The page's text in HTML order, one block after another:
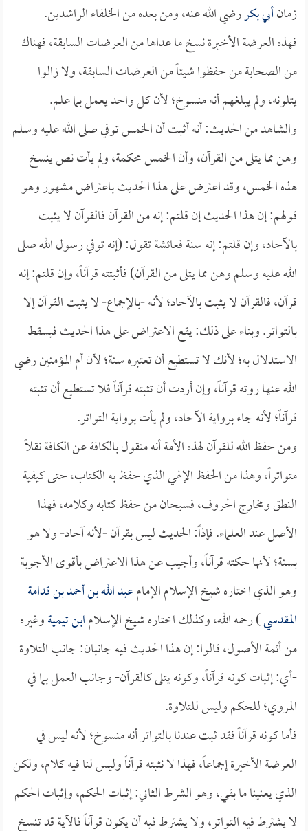
زمانأبي بكررضي الله عنه، ومن بعده من الخلفاء الراشدين.
فهذه العرضة الأخيرة نسخ ما عداها من العرضات السابقة، فهناك
من الصحابة من حفظوا شيئاً من العرضات السابقة، ولا زالوا
يتلونه، ولم يبلغهم أنه منسوخ؛ لأن كل واحد يعمل بما علم.
والشاهد من الحديث: أنه أثبت أن الخمس توفي صلى الله عليه وسلم
وهن مما يتلى من القرآن، وأن الخمس محكمة، ولم يأت نص ينسخ
هذه الخمس، وقد اعترض على هذا الحديث باعتراض مشهور وهو
قولهم: إن هذا الحديث إن قلتم: إنه من القرآن فالقرآن لا يثبت
بالآحاد، وإن قلتم: إنه سنة فعائشة تقول: (إنه توفي رسول الله صلى
الله عليه وسلم وهن مما يتلى من القرآن) فأثبتته قرآناً، وإن قلتم: إنه
قرآن، فالقرآن لا يثبت بالآحاد؛ لأنه -بالإجماع- لا يثبت القرآن إلا
بالتواتر. وبناء على ذلك: يقع الاعتراض على هذا الحديث فيسقط
الاستدلال به؛ لأنك لا تستطيع أن تعتبره سنة؛ لأن أم المؤمنين رضي
الله عنها روته قرآناً، وإن أردت أن تثبته قرآناً فلا تستطيع أن تثبته
قرآناً؛ لأنه جاء برواية الآحاد، ولم يأت برواية التواتر.
ومن حفظ الله للقرآن لهذه الأمة أنه منقول بالكافة عن الكافة نقلاً
متواتراً، وهذا من الحفظ الإلهي الذي حفظ به الكتاب، حتى كيفية
النطق ومخارج الحروف، فسبحان من حفظ كتابه وكلامه، فهذا
الأصل عند العلماء. فإذاً: الحديث ليس بقرآن -لأنه آحاد- ولا هو
بسنة؛ لأنها حكته قرآناً، وأجيب عن هذا الاعتراض بأقوى الأجوبة
وهو الذي اختاره شيخ الإسلام الإمامعبد الله بن أحمد بن قدامة
المقدسي) رحمه الله، وكذلك اختاره شيخ الإسلامابن تيميةوغيره
من أئمة الأصول، قالوا: إن هذا الحديث فيه جانبان: جانب التلاوة
-أي: إثبات كونه قرآناً، وكونه يتلى كالقرآن- وجانب العمل بما في
المروي؛ للحكم وليس للتلاوة.
فأما كونه قرآناً فقد ثبت عندنا بالتواتر أنه منسوخ؛ لأنه ليس في
العرضة الأخيرة إجماعاً، فهذا لا نثبته قرآناً وليس لنا فيه كلام، ولكن
الذي يعنينا ما بقي، وهو الشرط الثاني: إثبات الحكم، وإثبات الحكم
لا يشترط فيه التواتر، ولا يشترط فيه أن يكون قرآناً فالآية قد تنسخ